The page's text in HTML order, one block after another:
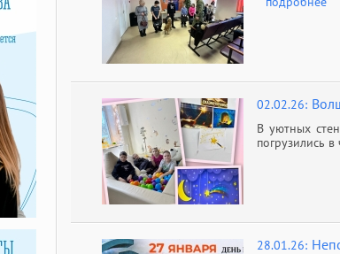
02.02.26:
В уютных
погрузились
28.01.26: